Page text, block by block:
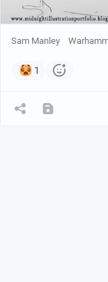
Sam Manley
1